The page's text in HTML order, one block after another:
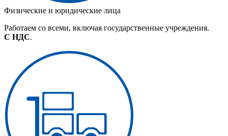
Физические и юридические лица
Работаем со всеми, включая государственные учреждения.
С НДС.